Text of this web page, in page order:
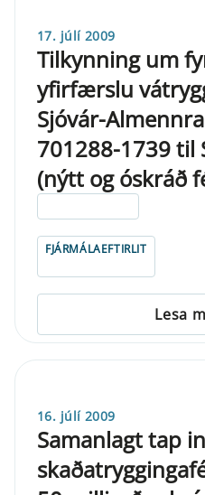
17. júlí 2009
Tilkynning um
yfirfærslu
Sjóvár-
701288-1739 til
(nýtt og óskráð
FJÁRMÁLAEFTIRLIT
Lesa
16. júlí 2009
Samanlagt tap